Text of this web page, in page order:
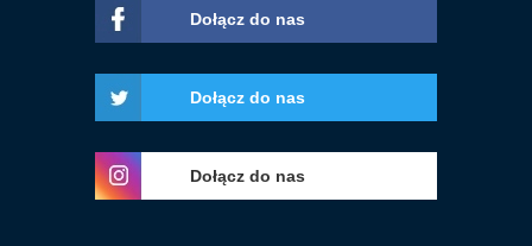
Dołącz do nas
Dołącz do nas
Dołącz do nas